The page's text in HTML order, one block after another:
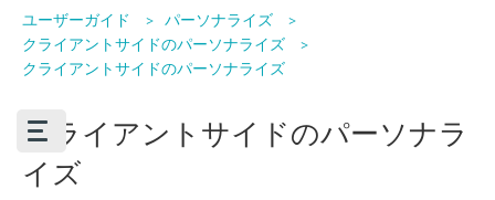
ユーザーガイド
パーソナライズ
クライアントサイドのパーソナライズ
クライアントサイドのパーソナライズ
クライアントサイドのパーソナラ
イズ